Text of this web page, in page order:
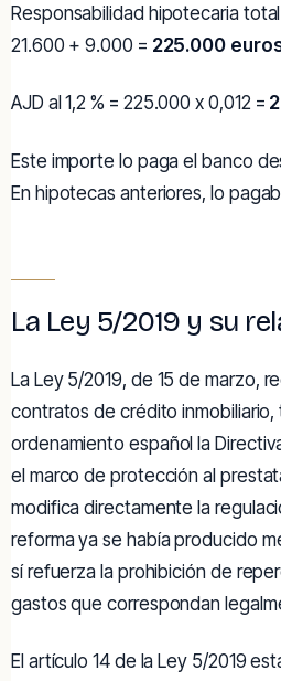
Responsabilidad hipotecaria
21.600 + 9.000 = 225.000
AJD al 1,2 % = 225.000 x 0,012 =
Este importe lo paga el banco
En hipotecas anteriores, lo
La Ley 5/2019 y su
La Ley 5/2019, de 15 de marzo,
contratos de crédito inmobiliario,
ordenamiento español la
el marco de protección al
modifica directamente la
reforma ya se había producido
sí refuerza la prohibición de
gastos que correspondan
El artículo 14 de la Ley 5/2019